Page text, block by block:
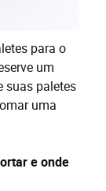
para o
um
suas paletes
uma
e onde